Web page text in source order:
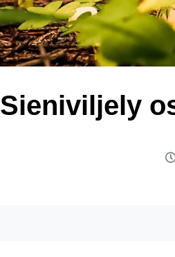
Sieniviljely